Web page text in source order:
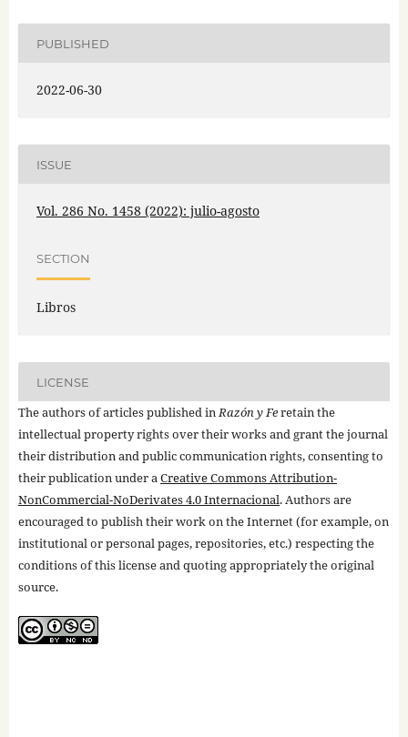
PUBLISHED
2022-06-30
ISSUE
Vol. 286 No. 1458 (2022): julio-agosto
SECTION
Libros
LICENSE
The authors of articles published inRazón y Feretain the
intellectual property rights over their works and grant the journal
their distribution and public communication rights, consenting to
their publication under aCreative Commons Attribution-
NonCommercial-NoDerivates 4.0 Internacional. Authors are
encouraged to publish their work on the Internet (for example, on
institutional or personal pages, repositories, etc.) respecting the
conditions of this license and quoting appropriately the original
source.